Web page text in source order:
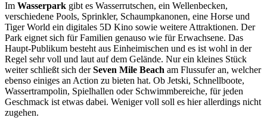
Im Wasserpark gibt es Wasserrutschen, ein Wellenbecken,
verschiedene Pools, Sprinkler, Schaumpkanonen, eine Horse und
Tiger World ein digitales 5D Kino sowie weitere Attraktionen. Der
Park eignet sich für Familien genauso wie für Erwachsene. Das
Haupt-Publikum besteht aus Einheimischen und es ist wohl in der
Regel sehr voll und laut auf dem Gelände. Nur ein kleines Stück
weiter schließt sich derSeven Mile Beach am Flussufer an, welcher
ebenso einiges an Action zu bieten hat. Ob Jetski, Schnellboote,
Wassertrampolin, Spielhallen oder Schwimmbereiche, für jeden
Geschmack ist etwas dabei. Weniger voll soll es hier allerdings nicht
zugehen.